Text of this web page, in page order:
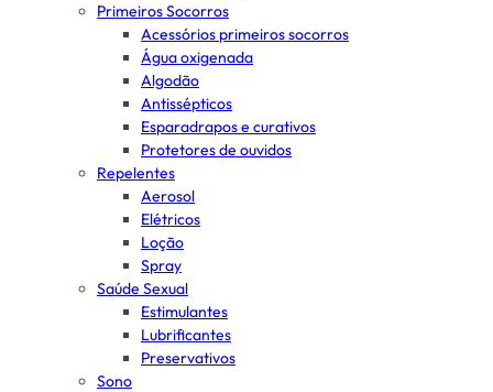
Primeiros Socorros
Acessórios primeiros socorros
Água oxigenada
Algodão
Antissépticos
Esparadrapos e curativos
Protetores de ouvidos
Repelentes
Aerosol
Elétricos
Loção
Spray
Saúde Sexual
Estimulantes
Lubrificantes
Preservativos
Sono